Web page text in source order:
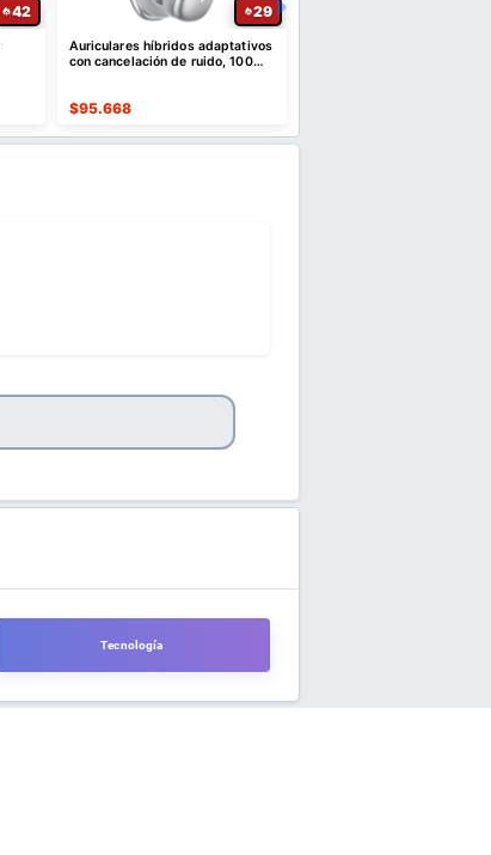
42 29
Auriculares híbridos adaptativos
con cancelación de ruido, 100
$95.668
Tecnología